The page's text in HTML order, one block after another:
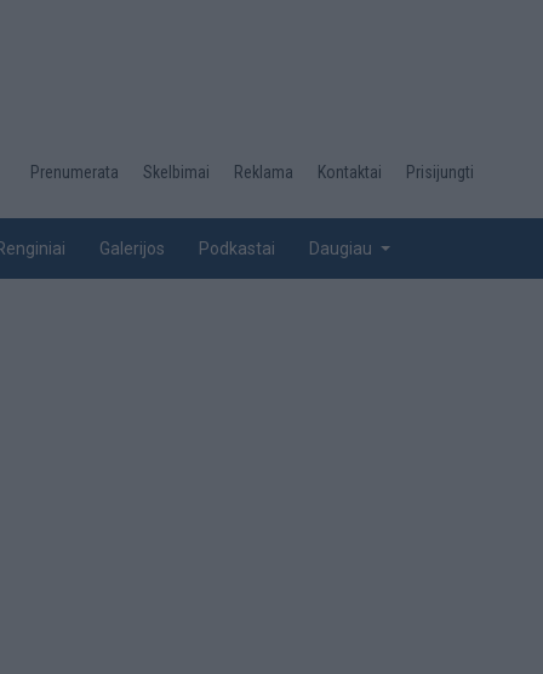
Desktop
top
Prenumerata Skelbimai Reklama Kontaktai Prisijungti
Galerijos Podkastai Daugiau